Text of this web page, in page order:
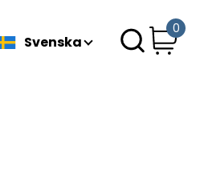
Svenska
0